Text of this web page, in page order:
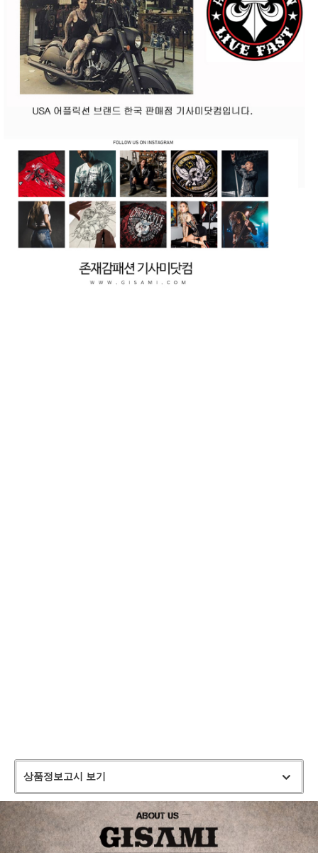
상품정보고시 보기